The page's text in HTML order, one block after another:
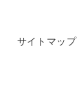
サイトマップ